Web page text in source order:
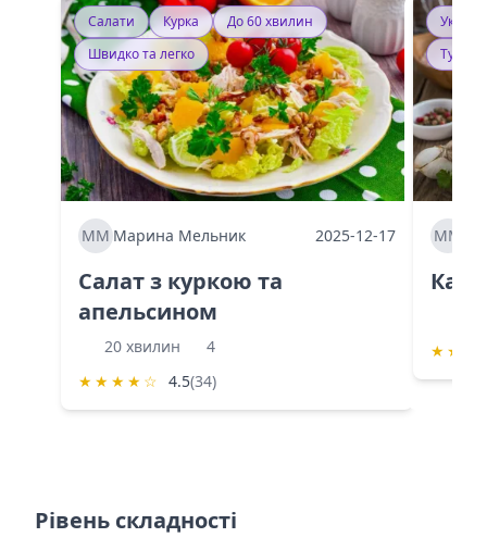
Салати Курка
До 60 хвилин
Швидко та легко
ММ Марина Мельник 2025-12-17
Салат з куркою та
апельсином
20 хвилин
4
★ ★ ★ ★ ☆ 4.5(34)
ММ
★ ★
Рівень складності